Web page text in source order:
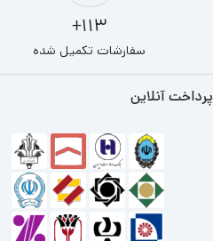
113+
سفارشات تکمیل شده
پرداخت آنلاین